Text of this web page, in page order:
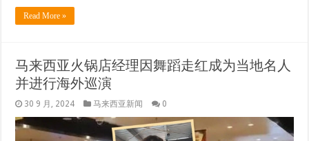
Read More »
马来西亚火锅店经理因舞蹈走红成为当地名人
并进行海外巡演
30 9 月, 2024 马来西亚新闻 0